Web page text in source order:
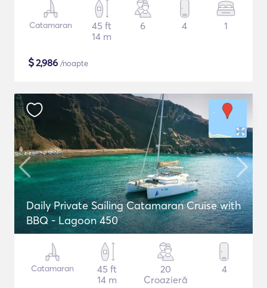
Catamaran
45 ft
14 m
6 4 1
$2,986 /noapte
Daily Private Sailing Catamaran Cruise with
BBQ - Lagoon 450
Catamaran
45 ft
14 m
20
Croazieră
4